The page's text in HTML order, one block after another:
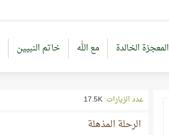
المعجزة الخالدة مع الله خاتم النبيين
عدد الزيارات:
الرحلة المذهلة